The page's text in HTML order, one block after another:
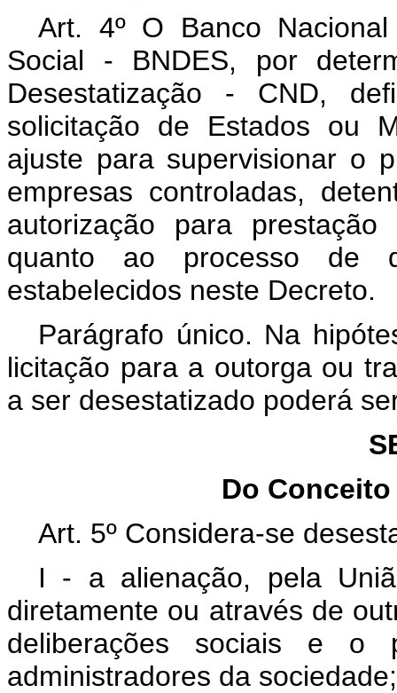
Art. 4º O Banco
Social - BNDES, por
Desestatização - CND,
solicitação de Estados ou
ajuste para supervisionar o
empresas controladas,
autorização para
quanto ao processo de
estabelecidos neste Decreto.
Parágrafo único. Na
licitação para a outorga ou
a ser desestatizado poderá
Do
Art. 5º Considera-se
I - a alienação, pela
diretamente ou através de
deliberações sociais e
administradores da sociedade;